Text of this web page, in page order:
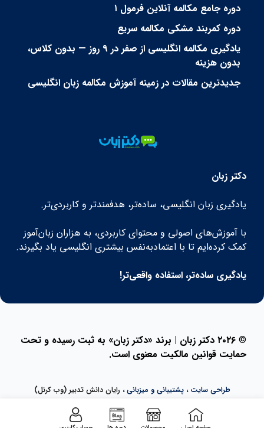
دوره جامع مکالمه آنلاین فرمول ۱
دوره کمربند مشکی مکالمه سریع
یادگیری مکالمه انگلیسی از صفر در ۹ روز — بدون کلاس،
بدون هزینه
جدیدترین مقالات در زمینه آموزش مکالمه زبان انگلیسی
دکتر زبان
یادگیری زبان انگلیسی، ساده‌تر، هدفمندتر و کاربردی‌تر.
با آموزش‌های اصولی و محتوای کاربردی، به هزاران زبان‌آموز
کمک کرده‌ایم تا با اعتمادبه‌نفس بیشتری انگلیسی یاد بگیرند.
یادگیری ساده‌تر، استفاده واقعی‌تر!
©
۲۰۲۶ دکتر زبان | برند «دکتر زبان» به ثبت رسیده و تحت
حمایت قوانین مالکیت معنوی است.
طراحی سایت ، پشتیبانی و میزبانی ، رایان دانش تدبیر (وب کرنل)